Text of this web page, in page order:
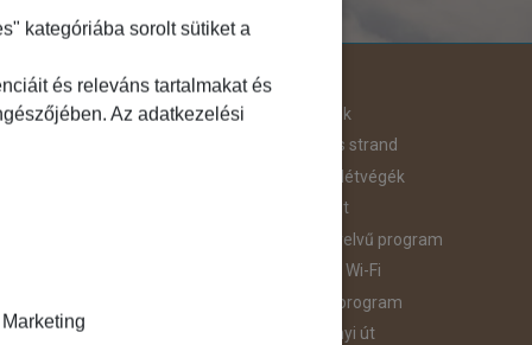
Útjellemző
Adventi út
Csillagtúra
Hegyvidék
Homokos strand
Hosszú Hétvégék
Húsvéti út
idegennyelvű program
Ingyenes Wi-Fi
Intenzív program
Karácsonyi út
kategóriába sorolt sütiket a
és releváns tartalmakat és
Az adatkezelési
Marketing